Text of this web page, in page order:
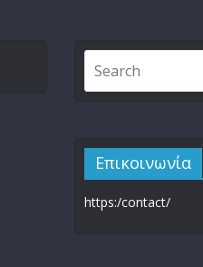
Επικοινωνία
https:/contact/